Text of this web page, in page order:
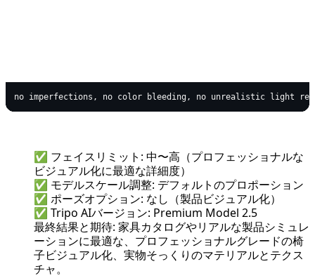
✅ フェイスリミット: 中〜高（プロフェッショナルな
ビジュアル化に最適な詳細度）
✅ モデルスケール調整: デフォルトのプロポーション
✅ ポーズオプション: なし（製品ビジュアル化）
✅ Tripo AIバージョン: Premium Model 2.5
最終結果と期待: 家具カタログやリアルな製品シミュレ
ーションに最適な、プロフェッショナルグレードの椅
子ビジュアル化、実物そっくりのマテリアルとテクス
チャ。